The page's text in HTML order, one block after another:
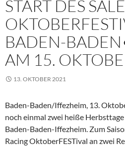
START DES
BADEN-
AM 15.
13. OKTOBER 2021
Baden-Baden/Iffezheim, 13.
noch einmal zwei heiße
Baden-Baden-Iffezheim. Zum
Racing OktoberFESTival an zwei